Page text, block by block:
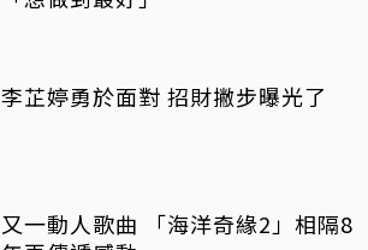
李芷婷勇於面對 招財撇步曝光了
又一動人歌曲 「海洋奇緣2」相隔8